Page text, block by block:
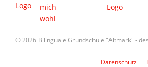
© 2026 Bilinguale Grundschule "Altmark" -
Datenschutz